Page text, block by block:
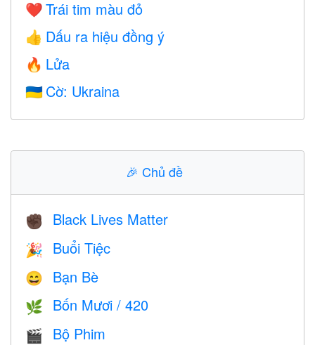
❤️ Trái tim màu đỏ
👍 Dấu ra hiệu đồng ý
🔥 Lửa
🇺🇦 Cờ: Ukraina
🎉 Chủ đề
✊🏿 Black Lives Matter
🎉 Buổi Tiệc
😄 Bạn Bè
🌿 Bốn Mươi / 420
🎬 Bộ Phim